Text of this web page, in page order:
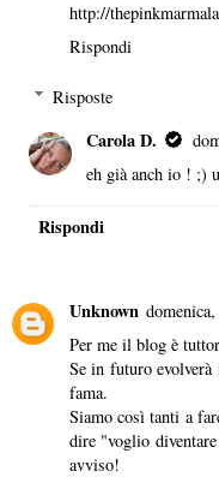
http://
Rispondi
Risposte
Carola D.
eh già anch io ! ;)
Rispondi
Unknown
Per me il blog è
Se in futuro
fama.
Siamo così tanti a
dire "voglio
avviso!